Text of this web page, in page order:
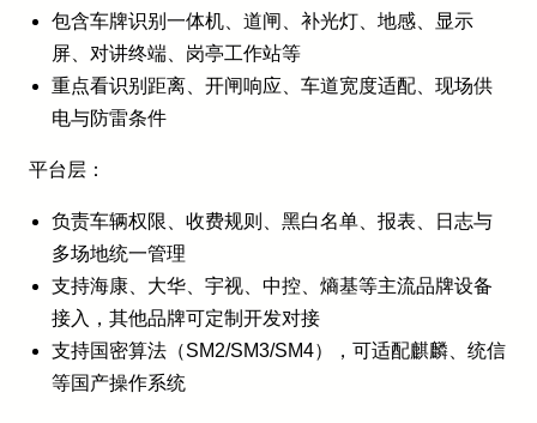
包含车牌识别一体机、道闸、补光灯、地感、显示
屏、对讲终端、岗亭工作站等
重点看识别距离、开闸响应、车道宽度适配、现场供
电与防雷条件
平台层：
负责车辆权限、收费规则、黑白名单、报表、日志与
多场地统一管理
支持海康、大华、宇视、中控、熵基等主流品牌设备
接入，其他品牌可定制开发对接
支持国密算法（SM2/SM3/SM4），可适配麒麟、统信
等国产操作系统